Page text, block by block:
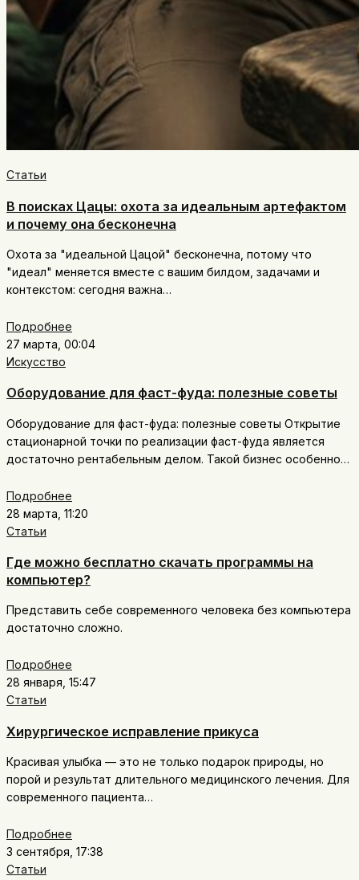
Статьи
В поисках Цацы: охота за идеальным артефактом
и почему она бесконечна
Охота за "идеальной Цацой" бесконечна, потому что
"идеал" меняется вместе с вашим билдом, задачами и
контекстом: сегодня важна…
Подробнее
27 марта, 00:04
Искусство
Оборудование для фаст-фуда: полезные советы
Оборудование для фаст-фуда: полезные советы Открытие
стационарной точки по реализации фаст-фуда является
достаточно рентабельным делом. Такой бизнес особенно…
Подробнее
28 марта, 11:20
Статьи
Где можно бесплатно скачать программы на
компьютер?
Представить себе современного человека без компьютера
достаточно сложно.
Подробнее
28 января, 15:47
Статьи
Хирургическое исправление прикуса
Красивая улыбка — это не только подарок природы, но
порой и результат длительного медицинского лечения. Для
современного пациента…
Подробнее
3 сентября, 17:38
Статьи